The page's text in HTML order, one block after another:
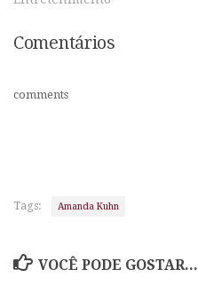
Comentários
comments
Tags: Amanda Kuhn
VOCÊ PODE GOSTAR...